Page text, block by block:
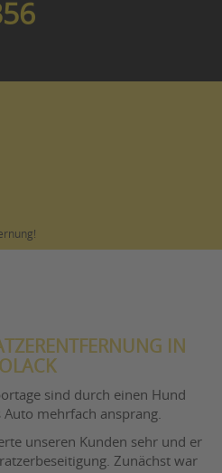
IN
sind durch einen Hund
Auto mehrfach ansprang.
unseren Kunden sehr und er
Zunächst war